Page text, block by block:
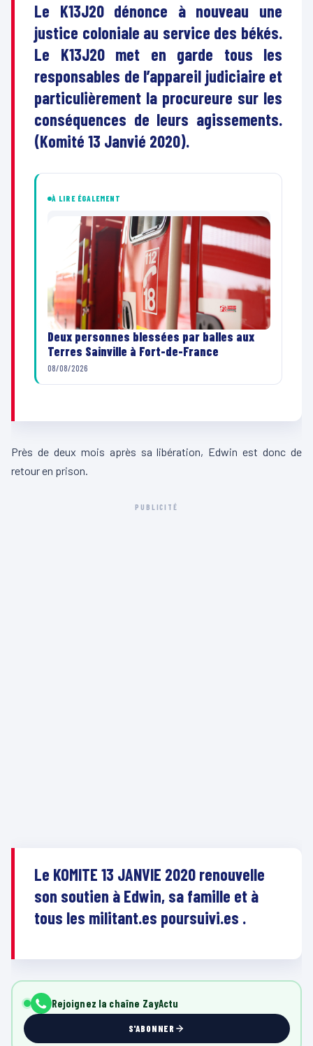
Le K13J20 dénonce à nouveau une
justice coloniale au service des békés.
Le K13J20 met en garde tous les
responsables de l’appareil judiciaire et
particulièrement la procureure sur les
conséquences de leurs agissements.
(Komité 13 Janvié 2020).
À LIRE ÉGALEMENT
Deux personnes blessées par balles aux
Terres Sainville à Fort-de-France
08/08/2026
Près de deux mois après sa libération, Edwin est donc de
retour en prison.
PUBLICITÉ
Le KOMITE 13 JANVIE 2020 renouvelle
son soutien à Edwin, sa famille et à
tous les militant.es poursuivi.es .
Rejoignez la chaîne ZayActu
S'ABONNER